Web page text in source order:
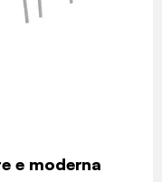
e moderna